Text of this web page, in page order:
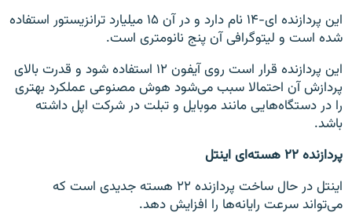
این پردازنده ای-۱۴ نام دارد و در آن ۱۵ میلیارد ترانزیستور استفاده
شده است و لیتوگرافی آن پنج‌ نانومتری است.
این پردازنده قرار است روی آيفون ۱۲ استفاده شود و قدرت بالای
پردازش آن احتمالا سبب می‌شود هوش مصنوعی عملکرد بهتری
را در دستگاه‌هایی مانند موبایل و تبلت در شرکت اپل داشته
باشد.
پردازنده ۲۲ هسته‌ای اینتل
اینتل در حال ساخت پردازنده ۲۲ هسته جدیدی است که
می‌تواند سرعت رایانه‌ها را افزایش دهد.